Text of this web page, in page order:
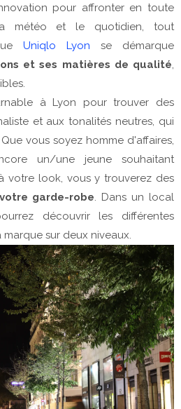
pour affronter en toute
météo et le quotidien, tout
Uniqlo Lyon se démarque
et ses matières de qualité,
à Lyon pour trouver des
et aux tonalités neutres, qui
vous soyez homme d'affaires,
un/une jeune souhaitant
votre look, vous y trouverez des
garde-robe. Dans un local
découvrir les différentes
sur deux niveaux.